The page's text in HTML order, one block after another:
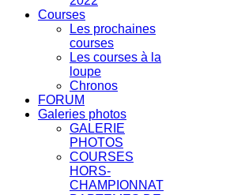
Courses
Les prochaines
courses
Les courses à la
loupe
Chronos
FORUM
Galeries photos
GALERIE
PHOTOS
COURSES
HORS-
CHAMPIONNAT